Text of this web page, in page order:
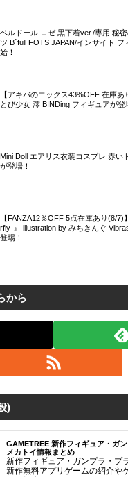
ベルドール ロゼ 黒下着ver./専用 秘
ツ B´full FOTS JAPAN/インサイト フ
始！
【アキバのエックス43%OFF 在庫
とび少女 澪 BINDing フィギュアが登
Mini Doll エアリス衣装コスプレ 赤い
が登場！
【FANZA12％OFF 5点在庫あり(8/7)
rfly-』 illustration by みちきんぐ
登場！
から
)
GAMETREE 新作フィギュア・ガン
メカトイ情報まとめ
新作フィギュア・ガンプラ・プ
新作無料アプリゲームの紹介や